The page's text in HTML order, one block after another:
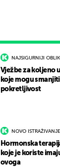
NAJSIGURNIJI
Vježbe za koljeno
koje mogu
pokretljivost
NOVO ISTRAŽIVANJE
Hormonska
koje je koriste
ovoga